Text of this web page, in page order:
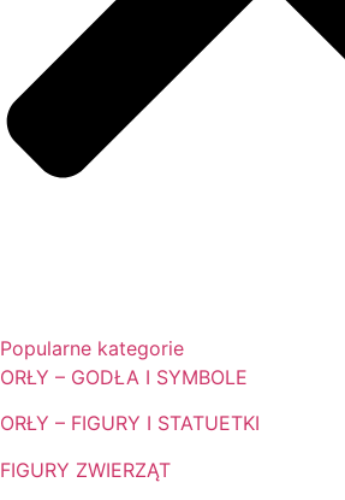
Popularne kategorie
ORŁY – GODŁA I SYMBOLE
ORŁY – FIGURY I STATUETKI
FIGURY ZWIERZĄT